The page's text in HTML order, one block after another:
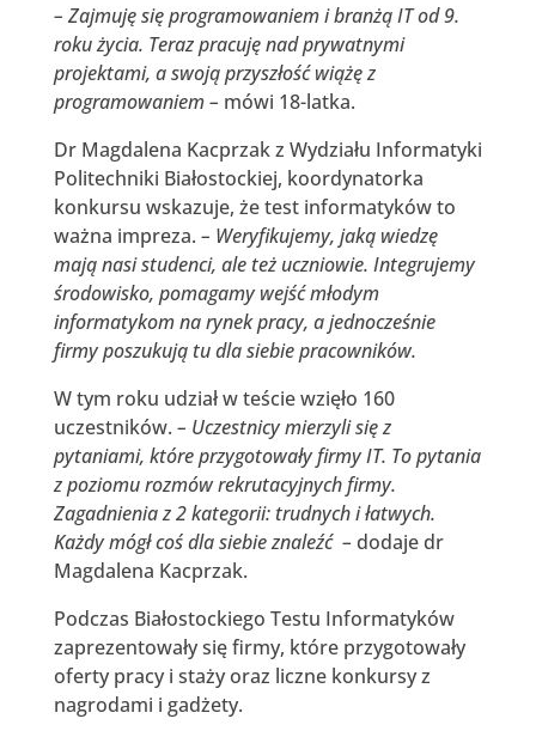
– Zajmuję się programowaniem i branżą IT od 9.
roku życia. Teraz pracuję nad prywatnymi
projektami, a swoją przyszłość wiążę z
programowaniem – mówi 18-latka.
Dr Magdalena Kacprzak z Wydziału Informatyki
Politechniki Białostockiej, koordynatorka
konkursu wskazuje, że test informatyków to
ważna impreza. – Weryfikujemy, jaką wiedzę
mają nasi studenci, ale też uczniowie. Integrujemy
środowisko, pomagamy wejść młodym
informatykom na rynek pracy, a jednocześnie
firmy poszukują tu dla siebie pracowników.
W tym roku udział w teście wzięło 160
uczestników. – Uczestnicy mierzyli się z
pytaniami, które przygotowały firmy IT. To pytania
z poziomu rozmów rekrutacyjnych firmy.
Zagadnienia z 2 kategorii: trudnych i łatwych.
Każdy mógł coś dla siebie znaleźć – dodaje dr
Magdalena Kacprzak.
Podczas Białostockiego Testu Informatyków
zaprezentowały się firmy, które przygotowały
oferty pracy i staży oraz liczne konkursy z
nagrodami i gadżety.